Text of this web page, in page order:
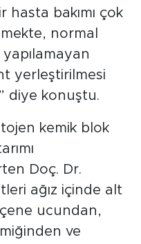
hasta bakımı çok
normal
yerleştirilmesi
diye konuştu.
kemik blok
Doç. Dr.
ağız içinde alt
ucundan,
ve